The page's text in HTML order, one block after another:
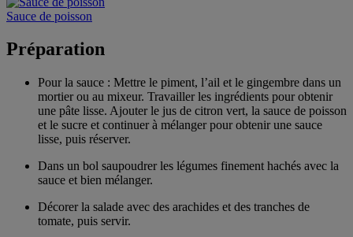
Sauce de poisson
Préparation
Pour la sauce : Mettre le piment, l’ail et le gingembre dans un
mortier ou au mixeur. Travailler les ingrédients pour obtenir
une pâte lisse. Ajouter le jus de citron vert, la sauce de poisson
et le sucre et continuer à mélanger pour obtenir une sauce
lisse, puis réserver.
Dans un bol saupoudrer les légumes finement hachés avec la
sauce et bien mélanger.
Décorer la salade avec des arachides et des tranches de
tomate, puis servir.